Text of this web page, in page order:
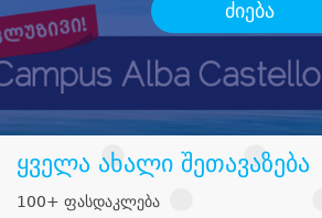
ძიება
ყველა ახალი შეთავაზება
100+ ფასდაკლება